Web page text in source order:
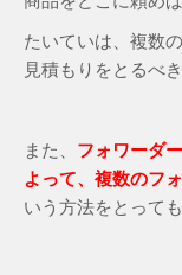
たいていは、複数
見積もりをとるべき
また、 フォワーダ
よって、複数のフ
いう方法をとって